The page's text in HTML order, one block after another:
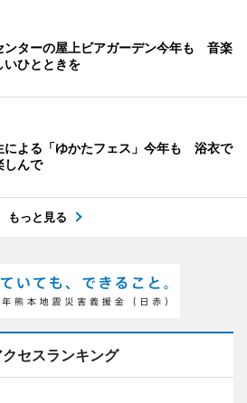
ンターの屋上ビアガーデン今年も 音楽
いひとときを
による「ゆかたフェス」今年も 浴衣で
しんで
もっと見る
クセスランキング